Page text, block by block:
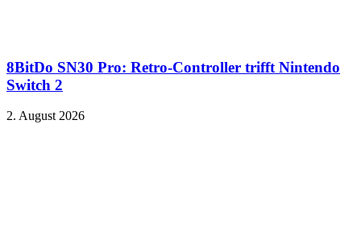
8BitDo SN30 Pro: Retro-Controller trifft Nintendo
Switch 2
2. August 2026